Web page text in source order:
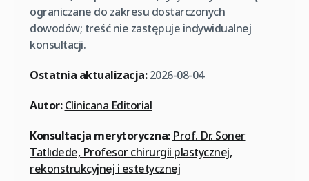
ograniczane do zakresu dostarczonych
dowodów; treść nie zastępuje indywidualnej
konsultacji.
Ostatnia aktualizacja:2026-08-04
Autor:Clinicana Editorial
Konsultacja merytoryczna: Prof. Dr. Soner
Tatlıdede, Profesor chirurgii plastycznej,
rekonstrukcyjnej i estetycznej